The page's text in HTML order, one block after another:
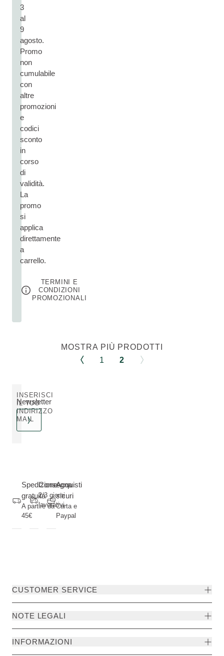
3
al
9
agosto.
Promo
non
cumulabile
con
altre
promozioni
e
codici
sconto
in
corso
di
validità.
La
promo
si
applica
direttamente
a
carrello.
TERMINI E
CONDIZIONI
PROMOZIONALI
MOSTRA PIÙ PRODOTTI
1
2
Newsletter
INSERISCI
IL TUO
INDIRIZZO
MAIL
Spedizione
gratuita
A partire da
45€
Consegna
2/3 giorni
lavorativi
Acquisti
sicuri
Carta e
Paypal
CUSTOMER SERVICE
NOTE LEGALI
INFORMAZIONI